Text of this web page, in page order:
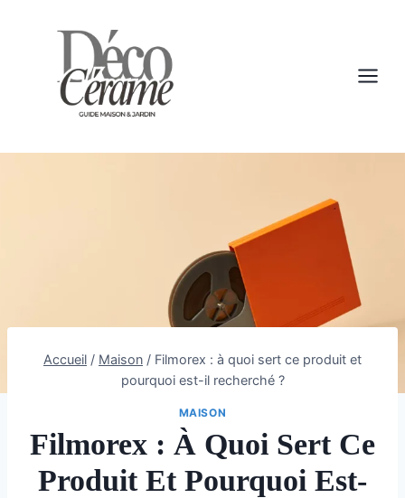
Accueil / Maison / Filmorex : à quoi sert ce produit et
pourquoi est-il recherché ?
MAISON
Filmorex : À Quoi Sert Ce
Produit Et Pourquoi Est-